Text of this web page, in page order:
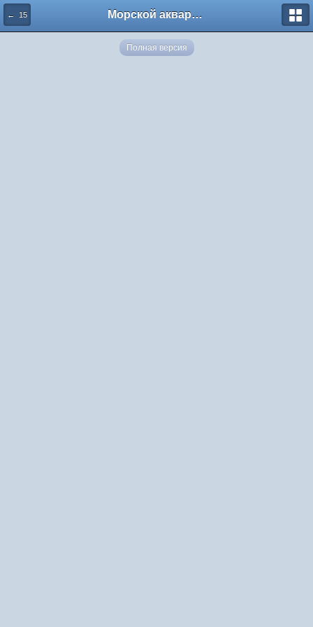
← 15 Морской аквариум. Форумы ReefCentral.ru
Полная версия